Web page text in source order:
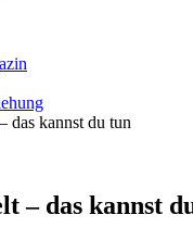
das kannst du tun
– das kannst